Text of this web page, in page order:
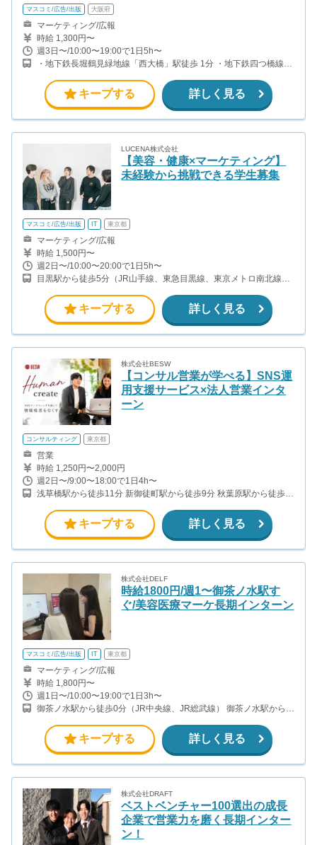
マスコミ/広告/出版 大阪府
マーケティング/広報
時給 1,300円〜
週3日〜/10:00〜19:00で1日5h〜
・地下鉄長堀鶴見緑地線「西大橋」駅徒歩 1分 ・地下鉄四つ橋線
「心斎橋」駅徒歩 7分
キープする 詳しく見る
LUCENA株式会社
【美容・健康×マーケティング】
未経験から挑戦できる学生募集
マスコミ/広告/出版 IT 東京都
マーケティング/広報
時給 1,500円〜
週2日〜/10:00〜20:00で1日5h〜
目黒駅から徒歩5分（JR山手線、東急目黒線、東京メトロ南北線、
キープする 詳しく見る
株式会社BESW
【コンサル営業が学べる】SNS運
用支援サービス×法人営業インタ
ーン
コンサルティング 東京都
営業
時給 1,250円〜2,000円
週2日〜/9:00〜18:00で1日4h〜
浅草橋駅から徒歩11分 新御徒町駅から徒歩9分 秋葉原駅から徒歩
キープする 詳しく見る
株式会社DELF
時給1800円/週1〜御茶ノ水駅す
ぐ/美容医療マーケ長期インターン
マスコミ/広告/出版 IT 東京都
マーケティング/広報
時給 1,800円〜
週1日〜/10:00〜19:00で1日3h〜
御茶ノ水駅から徒歩0分（JR中央線、JR総武線） 御茶ノ水駅から徒
トロ千代田線）
キープする 詳しく見る
株式会社DRAFT
ベストベンチャー100選出の成長
企業で営業力を磨く長期インター
ン！